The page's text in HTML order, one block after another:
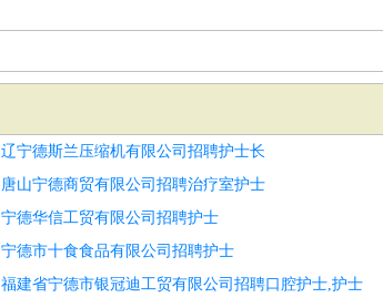
辽宁德斯兰压缩机有限公司招聘护士长
唐山宁德商贸有限公司招聘治疗室护士
宁德华信工贸有限公司招聘护士
宁德市十食食品有限公司招聘护士
福建省宁德市银冠迪工贸有限公司招聘口腔护士,护士